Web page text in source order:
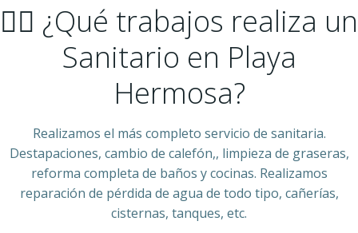
👷‍♂️ ¿Qué trabajos realiza un
Sanitario en Playa
Hermosa?
Realizamos el más completo servicio de sanitaria.
Destapaciones, cambio de calefón,, limpieza de graseras,
reforma completa de baños y cocinas. Realizamos
reparación de pérdida de agua de todo tipo, cañerías,
cisternas, tanques, etc.